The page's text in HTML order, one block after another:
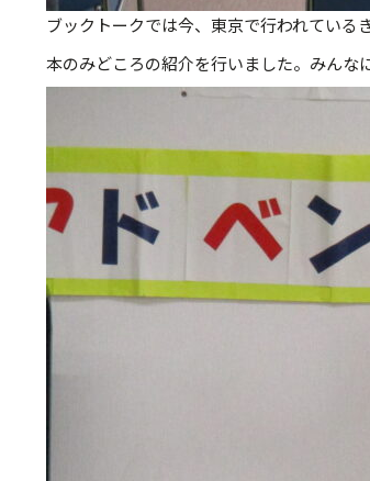
ブックトークでは今、東京で行われてい
本のみどころの紹介を行いました。みんな